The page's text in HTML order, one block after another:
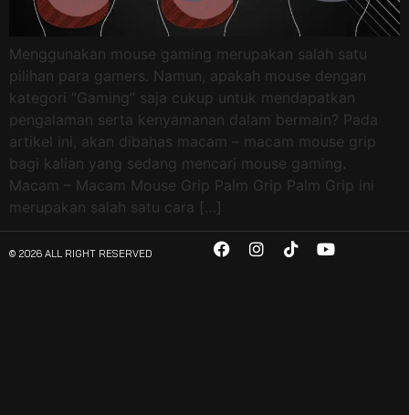
Menggunakan mouse gaming merupakan salah satu
pilihan para gamers. Namun, apakah mouse dengan
kategori “Gaming” saja cukup untuk mendapatkan
pengalaman serta kenyamanan dalam bermain? Pada
artikel ini, akan dibahas macam – macam mouse grip
bagi kalian yang sedang mencari mouse gaming.
Macam – Macam Mouse Grip Palm Grip Palm Grip ini
merupakan salah satu cara […]
© 2026 ALL RIGHT RESERVED